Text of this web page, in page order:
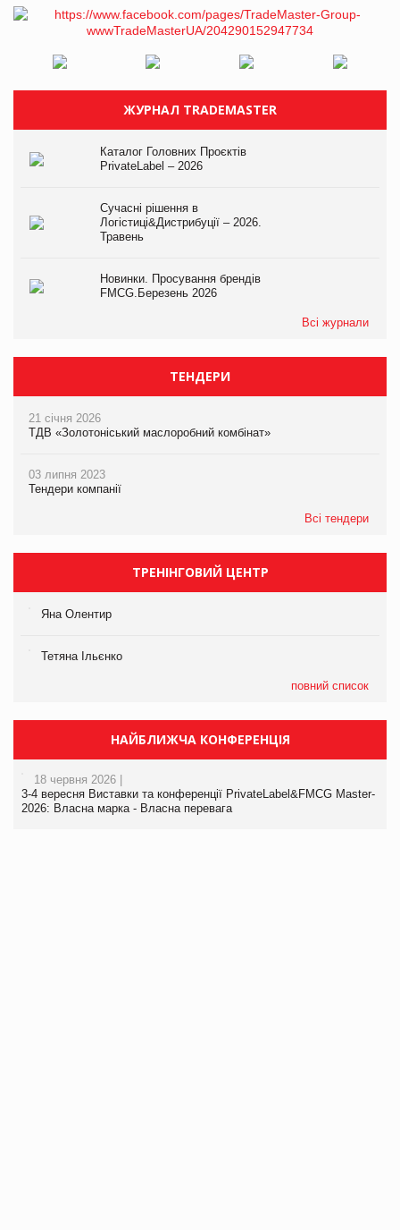
ЖУРНАЛ TRADEMASTER
Каталог Головних Проєктів
PrivateLabel – 2026
Сучасні рішення в
Логістиці&Дистрибуції – 2026.
Травень
Новинки. Просування брендів
FMCG.Березень 2026
Всі журнали
ТЕНДЕРИ
21 січня 2026
ТДВ «Золотоніський маслоробний комбінат»
03 липня 2023
Тендери компанії
Всі тендери
ТРЕНІНГОВИЙ ЦЕНТР
Яна Олентир
Тетяна Ільєнко
повний список
НАЙБЛИЖЧА КОНФЕРЕНЦІЯ
18 червня 2026 |
3-4 вересня Виставки та конференції PrivateLabel&FMCG Master-
2026: Власна марка - Власна перевага